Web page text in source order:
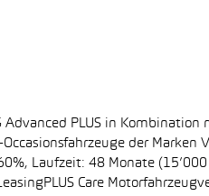
PLUS in
der Marken
Laufzeit: 48 Monate
Care